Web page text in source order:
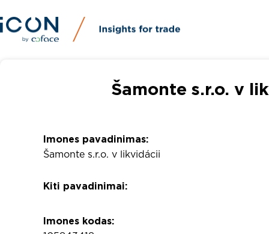
Šamonte s.r.o. v
Imones pavadinimas:
Šamonte s.r.o. v likvidácii
Kiti pavadinimai:
Imones kodas: